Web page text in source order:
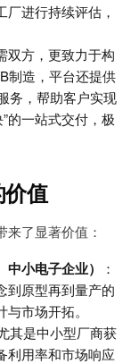
进行持续评估，
双方，更致力于构
制造，平台还提供
务，帮助客户实现
”的一站式交付，极
值
了显著价值：
小电子企业）
：
到原型再到量产的
市场开拓。
其是中小型厂商获
利用率和市场响应